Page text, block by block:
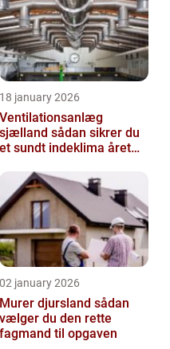
18 january 2026
Ventilationsanlæg
sjælland sådan sikrer du
et sundt indeklima året
02 january 2026
Murer djursland sådan
vælger du den rette
fagmand til opgaven